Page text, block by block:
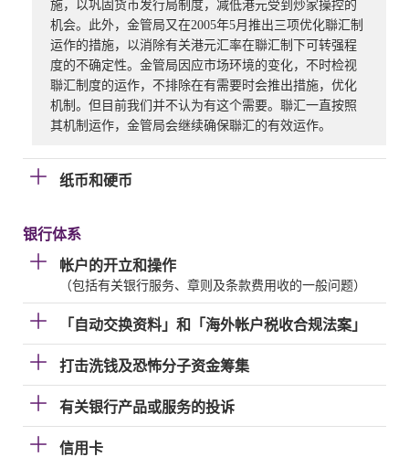
施，以巩固货币发行局制度，减低港元受到炒家操控的
机会。此外，金管局又在2005年5月推出三项优化聯汇制
运作的措施，以消除有关港元汇率在聯汇制下可转强程
度的不确定性。金管局因应市场环境的变化，不时检视
聯汇制度的运作，不排除在有需要时会推出措施，优化
机制。但目前我们并不认为有这个需要。聯汇一直按照
其机制运作，金管局会继续确保聯汇的有效运作。
纸币和硬币
银行体系
帐户的开立和操作
（包括有关银行服务、章则及条款费用收的一般问题）
「自动交换资料」和「海外帐户税收合规法案」
打击洗钱及恐怖分子资金筹集
有关银行产品或服务的投诉
信用卡